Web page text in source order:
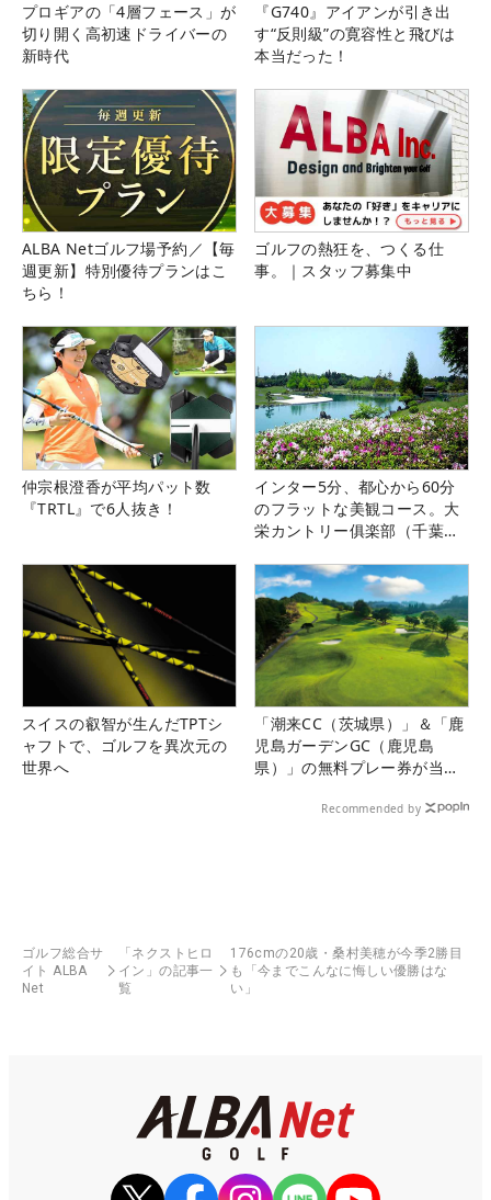
プロギアの「4層フェース」が
切り開く高初速ドライバーの
新時代
『G740』アイアンが引き出
す“反則級”の寛容性と飛びは
本当だった！
ALBA Netゴルフ場予約／【毎
週更新】特別優待プランはこ
ちら！
ゴルフの熱狂を、つくる仕
事。｜スタッフ募集中
仲宗根澄香が平均パット数
『TRTL』で6人抜き！
インター5分、都心から60分
のフラットな美観コース。大
栄カントリー俱楽部（千葉
スイスの叡智が生んだTPTシ
ャフトで、ゴルフを異次元の
世界へ
「潮来CC（茨城県）」＆「鹿
児島ガーデンGC（鹿児島
県）」の無料プレー券が当た
Recommended by
ゴルフ総合サ
イト ALBA
Net
「ネクストヒロ
イン」の記事一
覧
176cmの20歳・桑村美穂が今季2勝目
も「今までこんなに悔しい優勝はな
い」